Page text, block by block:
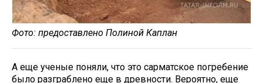
Фото: предоставлено Полиной Каплан
А еще ученые поняли, что это сарматское погребение
было разграблено еще в древности. Вероятно, еще